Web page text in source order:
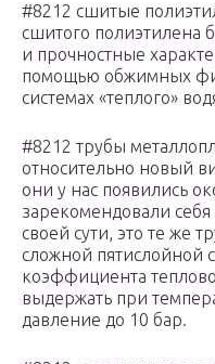
#8212 сшитые
сшитого полиэтилена
и прочностные
помощью обжимных
системах «теплого»
#8212 трубы
относительно новый
они у нас появились
зарекомендовали
своей сути, это те же
сложной пятислойной
коэффициента
выдержать при
давление до 10 бар.